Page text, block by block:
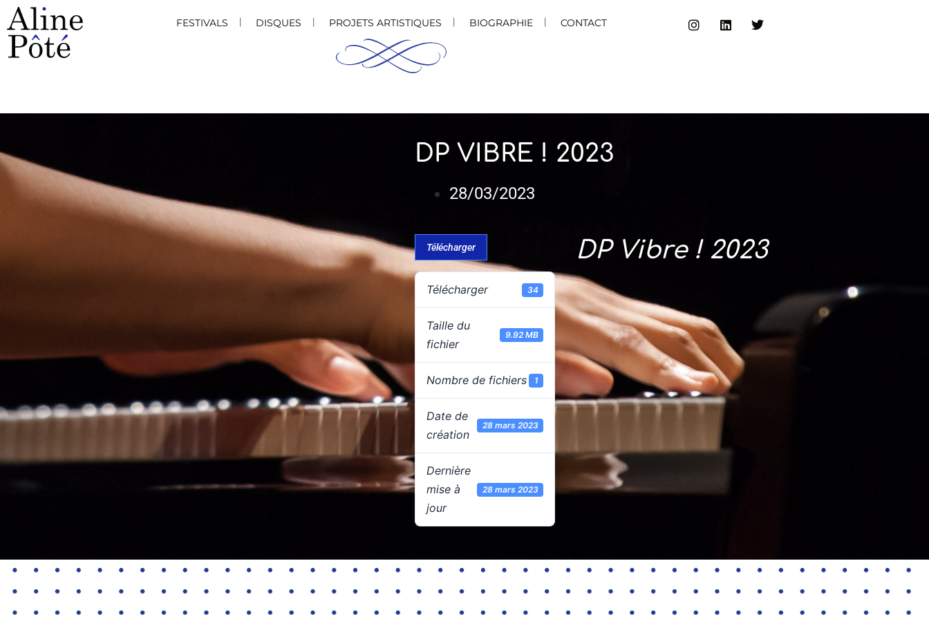
FESTIVALS DISQUES PROJETS ARTISTIQUES BIOGRAPHIE CONTACT
DP VIBRE ! 2023
28/03/2023
Télécharger
Télécharger 34
Taille du
fichier
9.92 MB
Nombre de fichiers 1
Date de
création
28 mars 2023
Dernière
mise à
jour
28 mars 2023
DP Vibre ! 2023